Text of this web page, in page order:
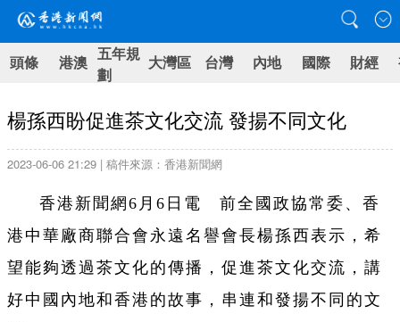
頭條 港澳 五年規
劃
大灣區 台灣 內地 國際 財經
楊孫西盼促進茶文化交流 發揚不同文化
2023-06-06 21:29 | 稿件來源：香港新聞網
香港新聞網6月6日電 前全國政協常委、香
港中華廠商聯合會永遠名譽會長楊孫西表示，希
望能夠透過茶文化的傳播，促進茶文化交流，講
好中國內地和香港的故事，串連和發揚不同的文